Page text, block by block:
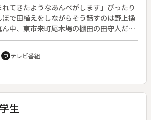
国・日本に加担したとして、アイバは逮捕
コで「東京ローズ裁判」にかけられる。ア
の戦意喪失を図るような放送はしていな
となる。しかし…。◆番組は、５００ペ
Ｉの極秘ファイルを入手。これにより
で徹底取材の末、黒幕の正体と驚くべき
れてきたようなあんべがします」ぴったり
ぼで田植えをしながらそう話すのは野上操
中、東市来町尾木場の棚田の田守人だ。
の山の斜面に広がる尾木場の棚田。その
くのが、操さんの全長２００メートルも
る田んぼの曲線に沿うように、春には一
、田打ち、代掻き、田植えに稲刈り、そ
うだ。◆尾木場の棚田は明治時代に野上休
手によって開墾が始まった。休右衛門は操
兄にあたる人物。山の湧き水とため池の
tv テレビ番組
生